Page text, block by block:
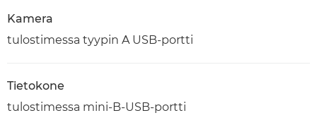
Kamera
tulostimessa tyypin A USB-portti
Tietokone
tulostimessa mini-B-USB-portti